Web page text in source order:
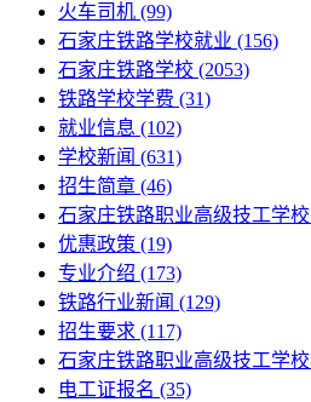
火车司机 (99)
石家庄铁路学校就业 (156)
石家庄铁路学校 (2053)
铁路学校学费 (31)
就业信息 (102)
学校新闻 (631)
招生简章 (46)
石家庄铁路职业高级技工学校
优惠政策 (19)
专业介绍 (173)
铁路行业新闻 (129)
招生要求 (117)
石家庄铁路职业高级技工学校​
电工证报名 (35)